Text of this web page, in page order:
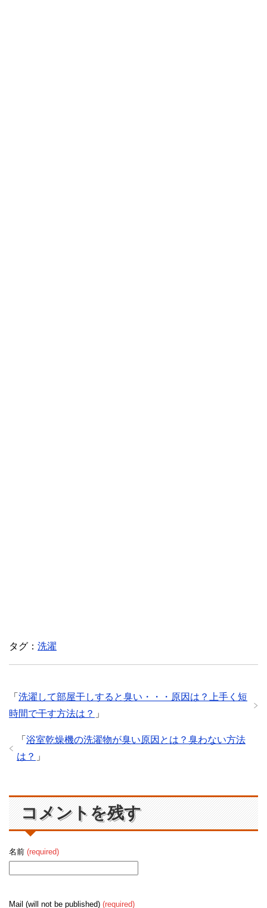
タグ： 洗濯
「 洗濯して部屋干しすると臭い・・・原因は？上手く短
時間で干す方法は？ 」
「 浴室乾燥機の洗濯物が臭い原因とは？臭わない方法
は？ 」
コメントを残す
名前 (required)
Mail (will not be published) (required)